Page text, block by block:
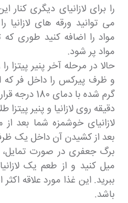
را برای لازانیای دیگری کنار
می توانید ورقه های
مواد را اضافه کنید طوری که
مواد پر شود.
حالا در مرحله آخر پنیر پیتزا
و ظرف پیرکس را داخل فر که
دقیقه روی لازانیا و پنیر پیتزا
لازانیای خوشمزه شما بعد
بعد از کشیدن آن داخل یک
برگ جعفری در صورت تمایل،
میل کنید و از طعم یک
ببرید. این غذا مورد علاقه
باشد.